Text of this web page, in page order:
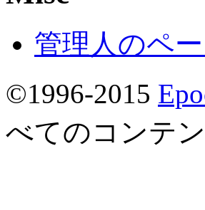
管理人のペ
©1996-2015
べてのコンテ